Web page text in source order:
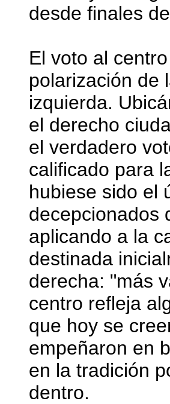
desde finales
El voto al
polarización de
izquierda.
el derecho
el verdadero
calificado para
hubiese sido el
decepcionados
aplicando a la
destinada
derecha: "más
centro refleja
que hoy se
empeñaron en
en la tradición
dentro.